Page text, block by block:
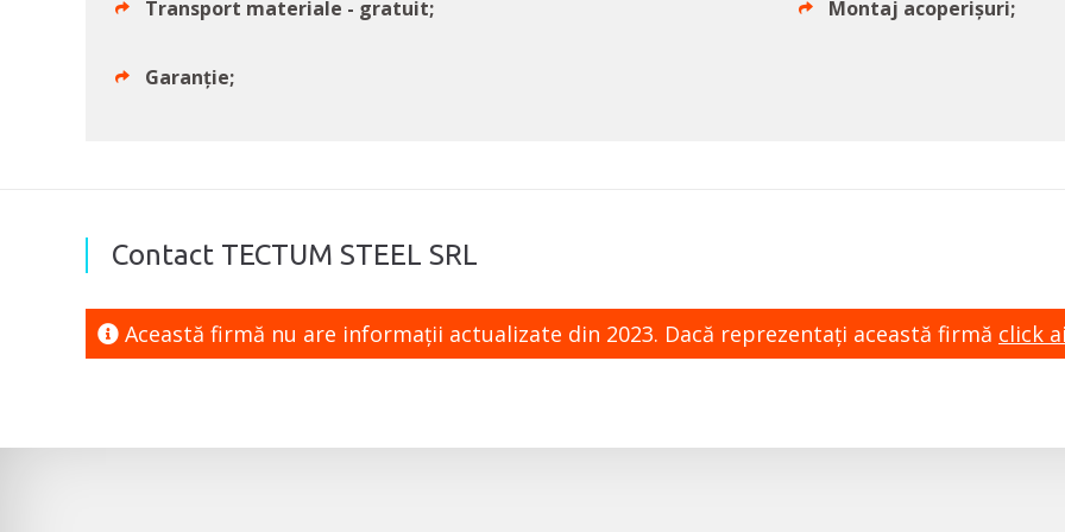
Transport materiale - gratuit; Montaj acoperișuri;
Garanție;
Contact TECTUM STEEL SRL
Această firmă nu are informaţii actualizate din 2023. Dacă reprezentaţi această firmă click